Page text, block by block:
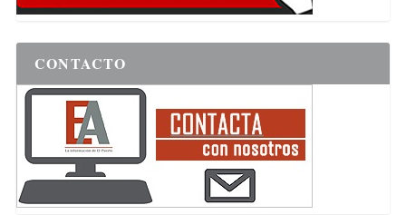
CONTACTO